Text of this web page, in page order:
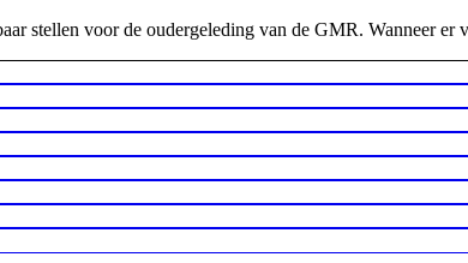
stellen voor de oudergeleding van de GMR. Wanneer